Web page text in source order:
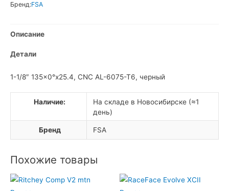
Бренд:FSA
Описание
Детали
1-1/8″ 135×0°x25.4, CNC AL-6075-T6, черный
Наличие:
На складе в Новосибирске (≈1
день)
Бренд FSA
Похожие товары